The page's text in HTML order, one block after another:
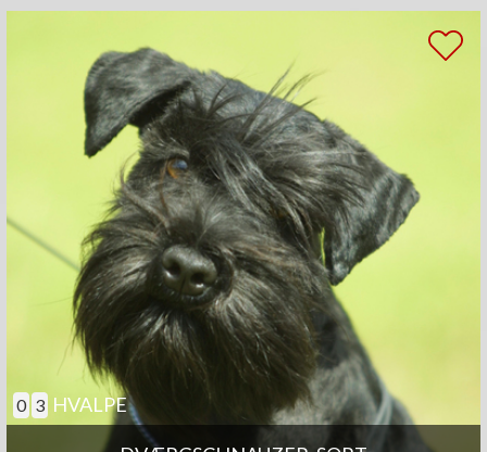
0 3 HVALPE